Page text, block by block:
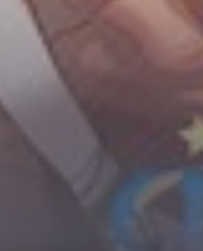
Shoujo
Đam Mỹ
Historical
#Sủng Ngọt